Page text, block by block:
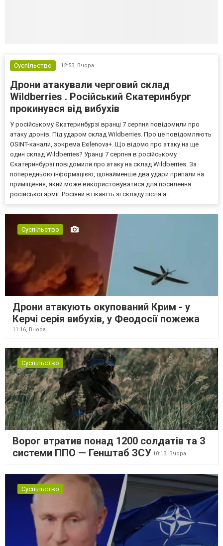
Суспільство 12:53, Вчора
Дрони атакували черговий склад
Wildberries . Російський Єкатеринбург
прокинувся від вибухів
У російському Єкатеринбурзі вранці 7 серпня повідомили про
атаку дронів. Під ударом склад Wildberries. Про це повідомляють
OSINT-канали, зокрема Exilenova+. Що відомо про атаку на ще
один склад Wildberries? Уранці 7 серпня в російському
Єкатеринбурзі повідомили про атаку на склад Wildberries. За
попередньою інформацією, щонайменше два удари припали на
приміщення, який може використовуватися для посилення
російської армії. Росіяни втікають зі складу після а...
Суспільство
Дрони атакують окупований Крим - у
Керчі серія вибухів, у Феодосії пожежа
11:16, Вчора
Суспільство
Ворог втратив понад 1200 солдатів та 3
системи ППО — Генштаб ЗСУ 10:13, Вчора
Суспільство